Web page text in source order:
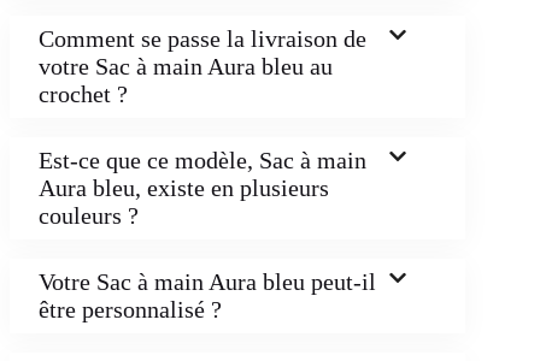
Comment se passe la livraison de
votre Sac à main Aura bleu au
crochet ?
Est-ce que ce modèle, Sac à main
Aura bleu, existe en plusieurs
couleurs ?
Votre Sac à main Aura bleu peut-il
être personnalisé ?